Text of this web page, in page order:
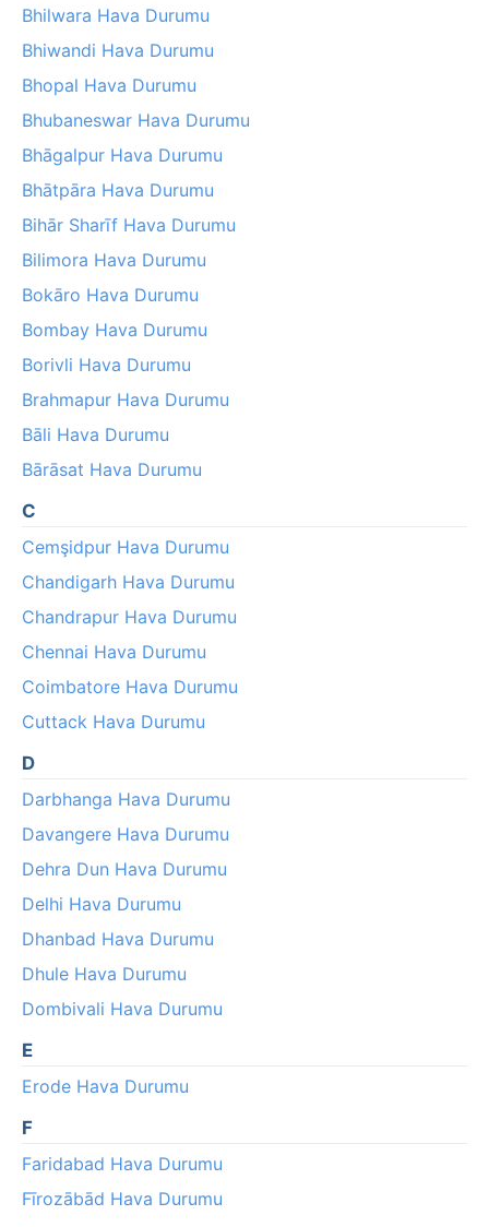
Bhilwara Hava Durumu
Bhiwandi Hava Durumu
Bhopal Hava Durumu
Bhubaneswar Hava Durumu
Bhāgalpur Hava Durumu
Bhātpāra Hava Durumu
Bihār Sharīf Hava Durumu
Bilimora Hava Durumu
Bokāro Hava Durumu
Bombay Hava Durumu
Borivli Hava Durumu
Brahmapur Hava Durumu
Bāli Hava Durumu
Bārāsat Hava Durumu
C
Cemşidpur Hava Durumu
Chandigarh Hava Durumu
Chandrapur Hava Durumu
Chennai Hava Durumu
Coimbatore Hava Durumu
Cuttack Hava Durumu
D
Darbhanga Hava Durumu
Davangere Hava Durumu
Dehra Dun Hava Durumu
Delhi Hava Durumu
Dhanbad Hava Durumu
Dhule Hava Durumu
Dombivali Hava Durumu
E
Erode Hava Durumu
F
Faridabad Hava Durumu
Fīrozābād Hava Durumu